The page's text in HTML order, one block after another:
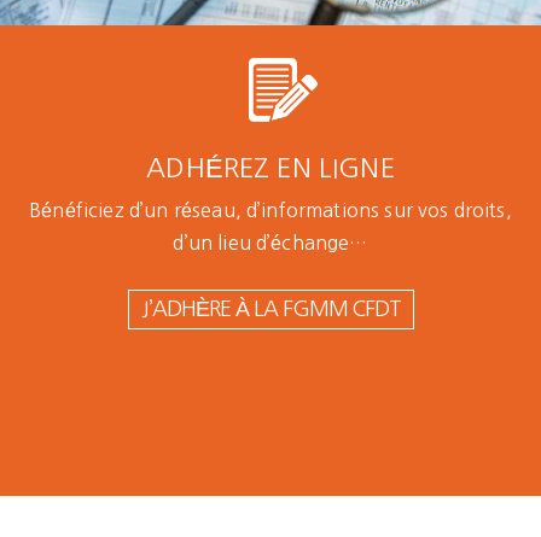
ADHÉREZ EN LIGNE
Bénéficiez d’un réseau, d’informations sur vos droits,
d’un lieu d’échange…
J’ADHÈRE À LA FGMM CFDT